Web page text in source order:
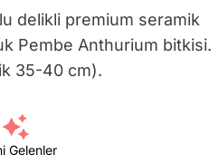
delikli premium seramik
Pembe Anthurium bitkisi.
35-40 cm).
Gelenler